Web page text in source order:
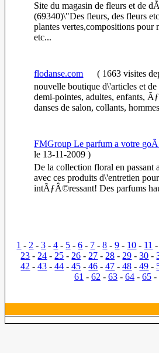
Site du magasin de fleurs et de
(69340)\"Des fleurs, des fleurs
plantes vertes,compositions
etc...
flodanse.com ( 1663 visites
nouvelle boutique d\'articles et
demi-pointes, adultes, enfants,
danses de salon, collants,
FMGroup Le parfum a votre
le 13-11-2009 )
De la collection floral en passant
avec ces produits d\'entretien
intÃƒÂ©ressant! Des parfums
1 -2 -3 -4 - 5 -6 - 7 -8 -9 - 10 - 11 -
23 -24 -25 -26 -27 -28 -29 -30 -
42 -43 -44 -45 -46 -47 -48 -49 -
61 - 62 - 63 - 64 - 65 -